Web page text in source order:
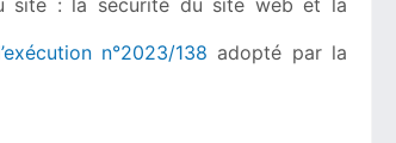
site : la sécurité du site web et la
n°2023/138 adopté par la